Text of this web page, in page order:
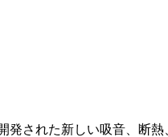
された新しい吸音、断